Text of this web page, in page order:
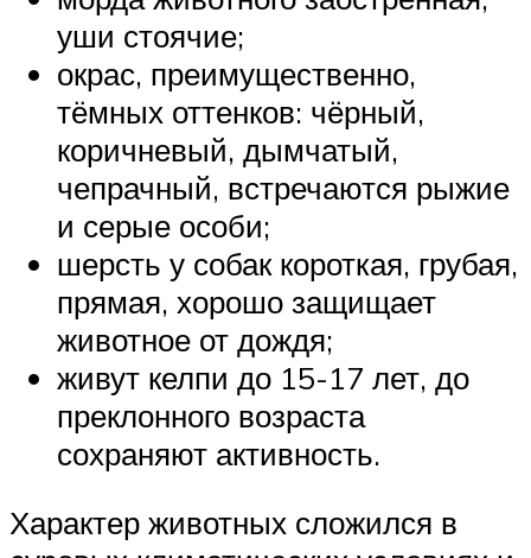
уши стоячие;
окрас, преимущественно,
тёмных оттенков: чёрный,
коричневый, дымчатый,
чепрачный, встречаются рыжие
и серые особи;
шерсть у собак короткая, грубая,
прямая, хорошо защищает
животное от дождя;
живут келпи до 15-17 лет, до
преклонного возраста
сохраняют активность.
Характер животных сложился в